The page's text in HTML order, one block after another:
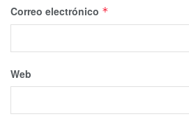
Correo electrónico *
Web